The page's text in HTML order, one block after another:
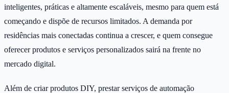
inteligentes, práticas e altamente escaláveis, mesmo para quem está
começando e dispõe de recursos limitados. A demanda por
residências mais conectadas continua a crescer, e quem consegue
oferecer produtos e serviços personalizados sairá na frente no
mercado digital.
Além de criar produtos DIY, prestar serviços de automação